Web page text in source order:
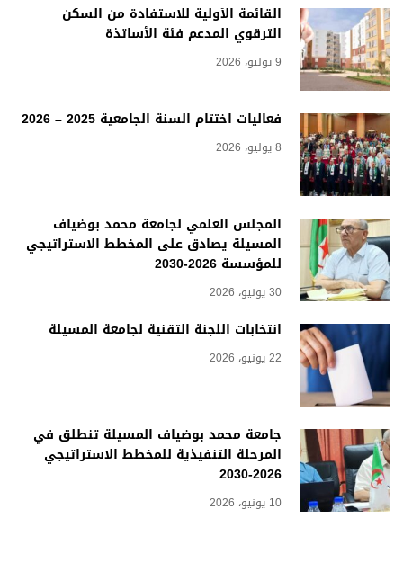
القائمة الأولية للاستفادة من السكن
الترقوي المدعم فئة الأساتذة
9 يوليو، 2026
فعاليات اختتام السنة الجامعية 2025 – 2026
8 يوليو، 2026
المجلس العلمي لجامعة محمد بوضياف
المسيلة يصادق على المخطط الاستراتيجي
للمؤسسة 2026-2030
30 يونيو، 2026
انتخابات اللجنة التقنية لجامعة المسيلة
22 يونيو، 2026
جامعة محمد بوضياف المسيلة تنطلق في
المرحلة التنفيذية للمخطط الاستراتيجي
2026-2030
10 يونيو، 2026